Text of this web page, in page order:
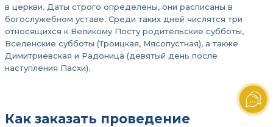
в церкви. Даты строго определены, они расписаны в
богослужебном уставе. Среди таких дней числятся три
относящихся к Великому Посту родительские субботы,
Вселенские субботы (Троицкая, Мясопустная), а также
Димитриевская и Радоница (девятый день после
наступления Пасхи).
Как заказать проведение